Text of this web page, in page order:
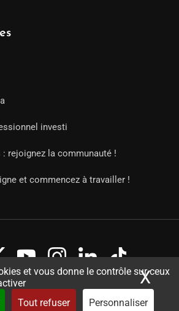
et vous donne le contrôle sur ceux
Tout refuser Personnaliser
X
investi
rejoignez la communauté !
et commencez à travailler !
Tous droits réservés.
Développement
sur mesurepar iSoluce